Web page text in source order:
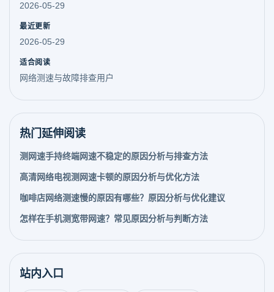
2026-05-29
最近更新
2026-05-29
适合阅读
网络测速与故障排查用户
热门延伸阅读
测网速手持终端网速不稳定的原因分析与排查方法
高清网络电视测网速卡顿的原因分析与优化方法
咖啡店网络测速慢的原因有哪些？原因分析与优化建议
怎样在手机测宽带网速？常见原因分析与判断方法
站内入口